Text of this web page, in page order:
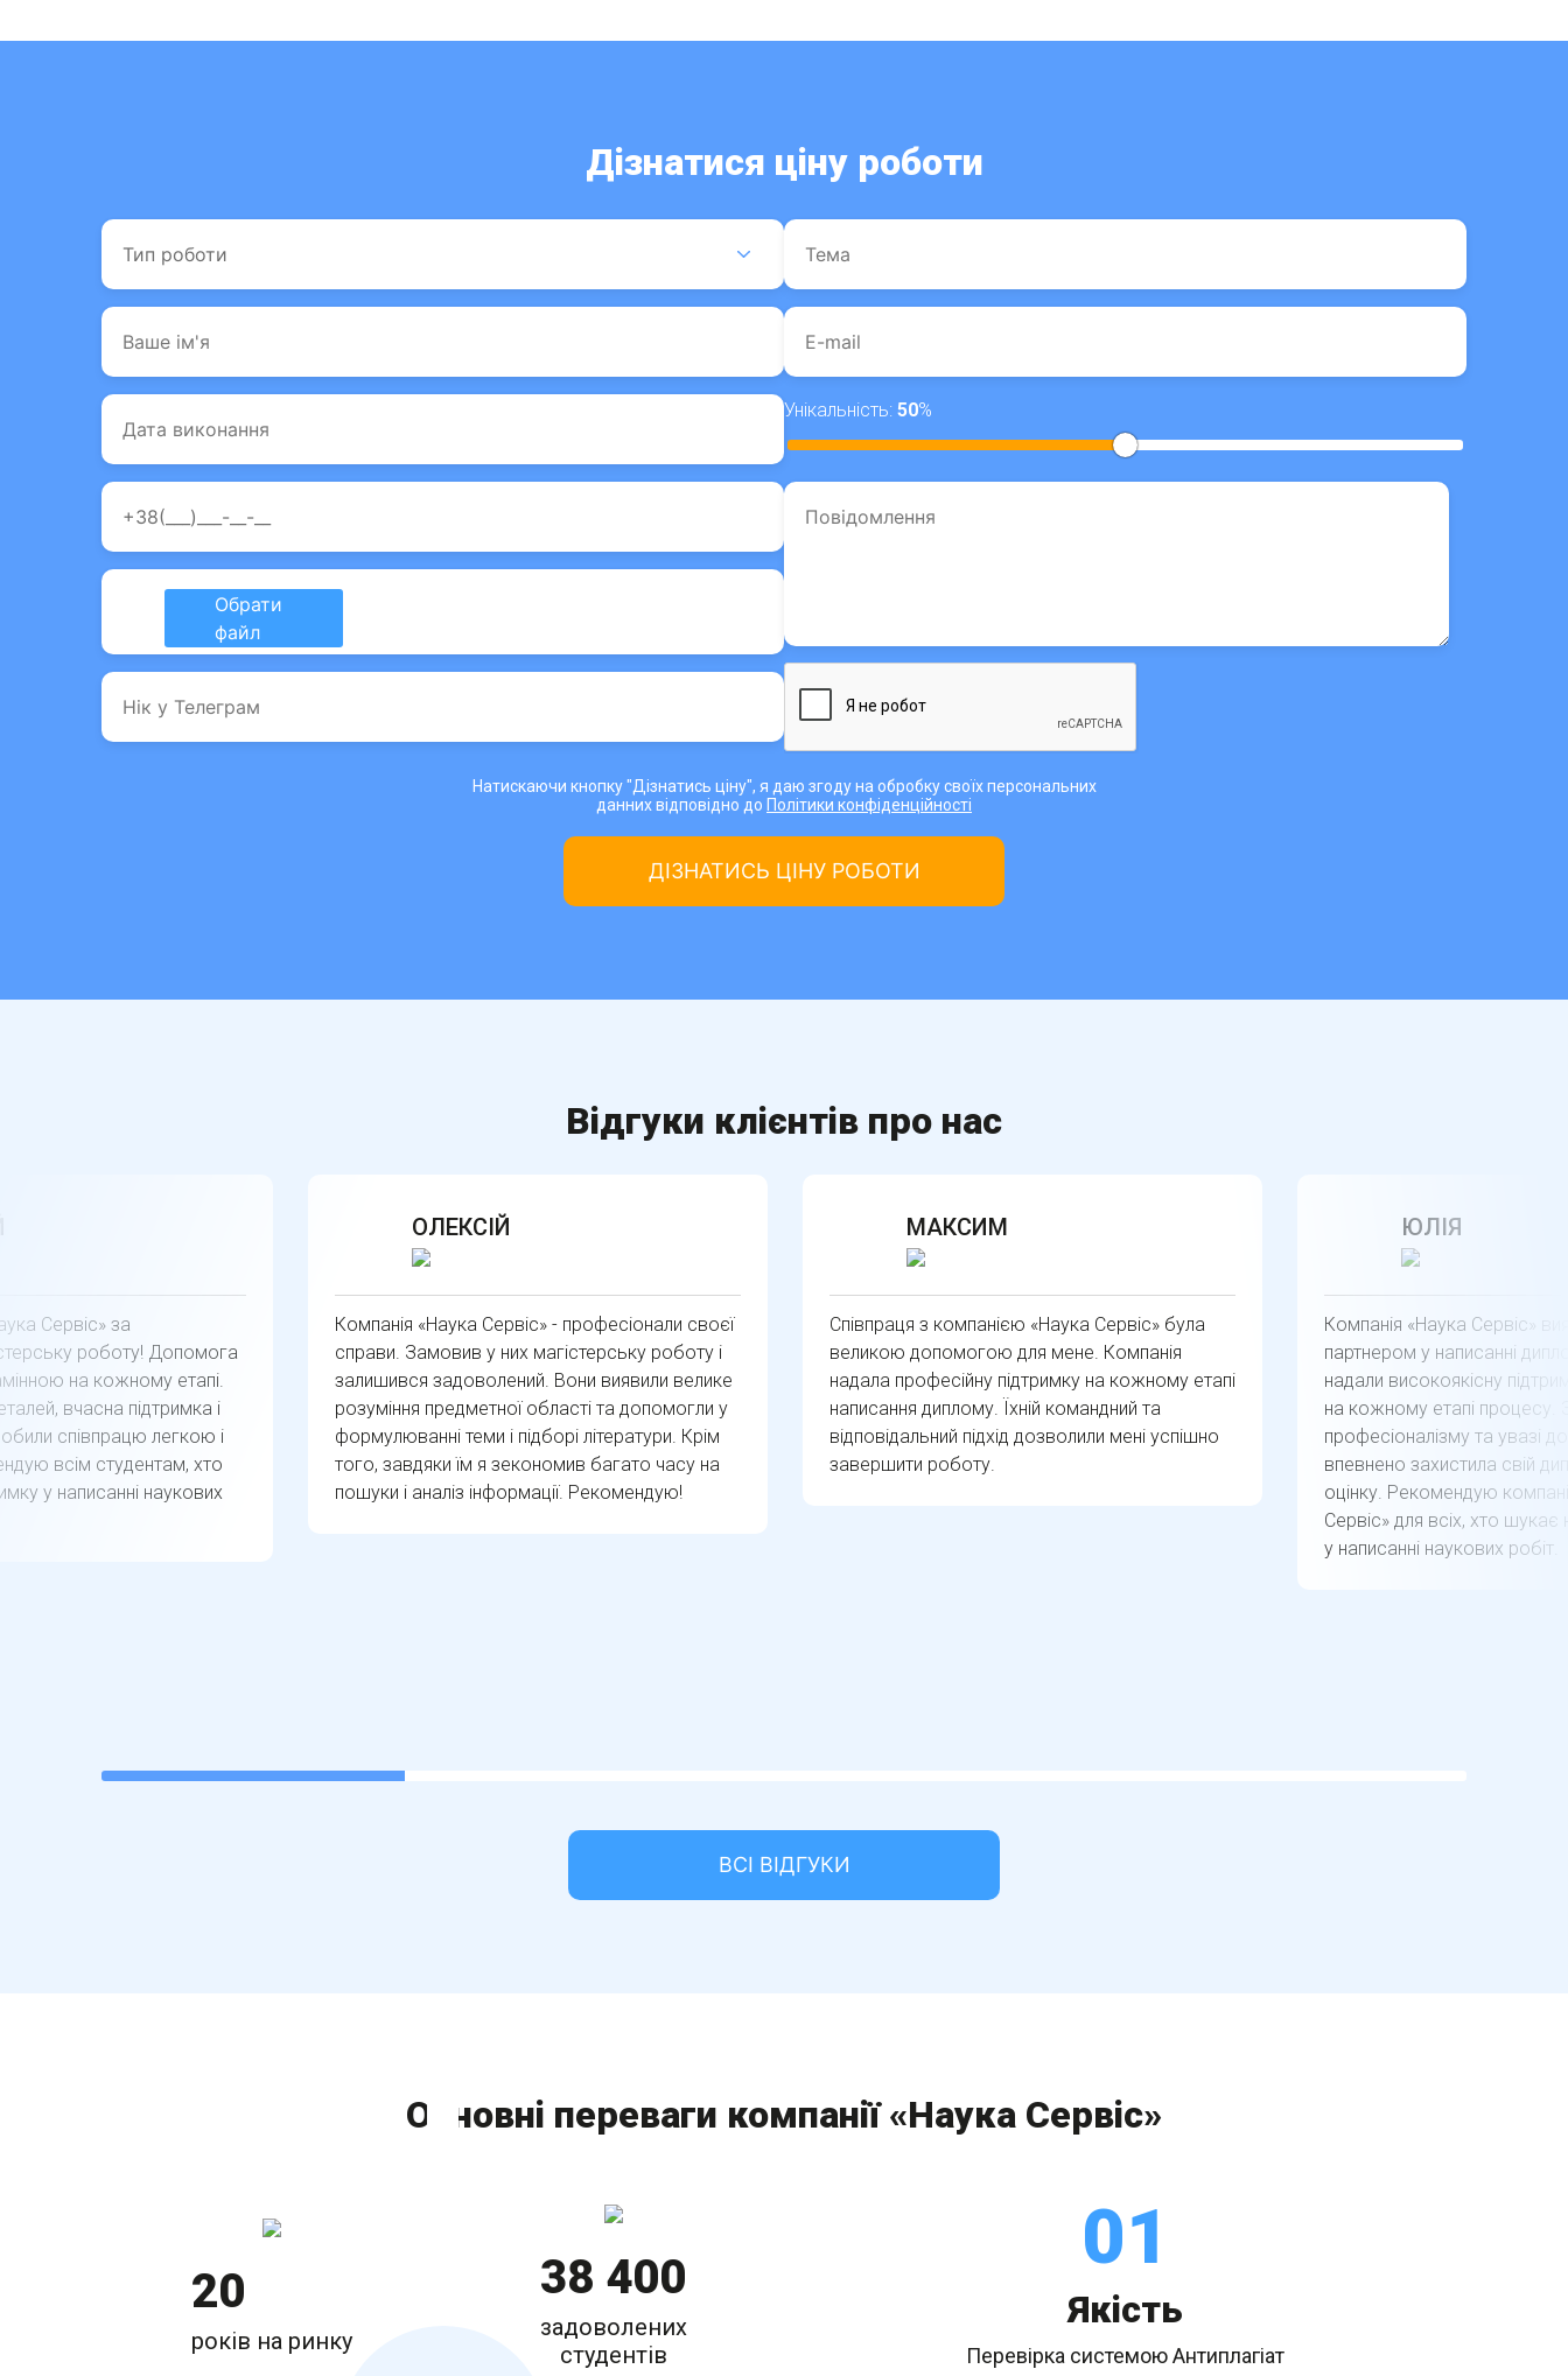
Дізнатися ціну роботи
Унікальність: 50%
Натискаючи кнопку "Дізнатись ціну", я даю згоду на обробку своїх персональних
данних відповідно до Політики конфіденційності
Відгуки клієнтів про нас
Сервіс» за
роботу! Допомога
на кожному етапі.
вчасна підтримка і
співпрацю легкою і
всім студентам, хто
у написанні наукових
ОЛЕКСІЙ
Компанія «Наука Сервіс» - професіонали своєї
справи. Замовив у них магістерську роботу і
залишився задоволений. Вони виявили велике
розуміння предметної області та допомогли у
формулюванні теми і підборі літератури. Крім
того, завдяки їм я зекономив багато часу на
пошуки і аналіз інформації. Рекомендую!
МАКСИМ
Співпраця з компанією «Наука Сервіс» була
великою допомогою для мене. Компанія
надала професійну підтримку на кожному етапі
написання диплому. Їхній командний та
відповідальний підхід дозволили мені успішно
завершити роботу.
ЮЛІЯ
Компанія «Наука Сервіс»
партнером у написанні
надали високоякісну
на кожному етапі процесу.
професіоналізму та увазі
впевнено захистила свій
оцінку. Рекомендую
Сервіс» для всіх, хто шукає
у написанні наукових робіт.
22.22222222222222%
ВСІ ВІДГУКИ
Основні переваги компанії «Наука Сервіс»
20
років на ринку
38 400
задоволених
студентів
01
Якість
Перевірка системою Антиплагіат